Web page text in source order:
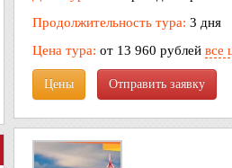
Продолжительность тура: 3 дня
Цена тура: от 13 960 рублей все
Цены